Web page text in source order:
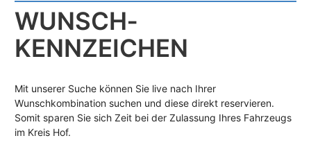
WUNSCH­
KENNZEICHEN
Mit unserer Suche können Sie live nach Ihrer
Wunschkombination suchen und diese direkt reservieren.
Somit sparen Sie sich Zeit bei der Zulassung Ihres Fahrzeugs
im Kreis Hof.